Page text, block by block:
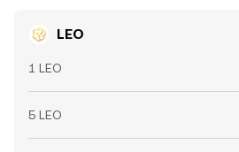
LEO
1 LEO
5 LEO